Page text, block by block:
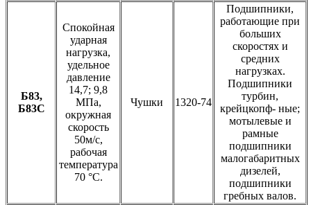
Б83,
Б83С
Спокойная
ударная
нагрузка,
удельное
давление
14,7; 9,8
МПа,
окружная
скорость
50м/с,
рабочая
температура
70 °С.
Чушки 1320-74
Подшипники,
работающие при
больших
скоростях и
средних
нагрузках.
Подшипники
турбин,
крейцкопф- ные;
мотылевые и
рамные
подшипники
малогабаритных
дизелей,
подшипники
гребных валов.